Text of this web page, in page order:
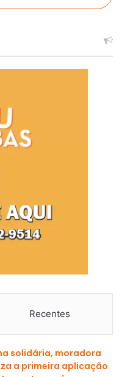
Recentes
solidária, moradora
a primeira aplicação